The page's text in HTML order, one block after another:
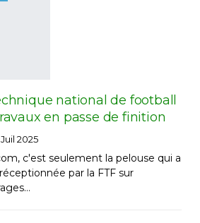
national de football
en passe de finition
2025
c'est seulement la pelouse qui a
par la FTF sur